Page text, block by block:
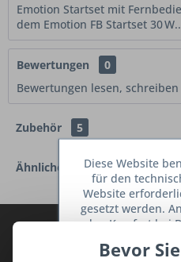
Emotion Startset mit
dem Emotion FB Startset 30
Bewertungen
0
Bewertungen lesen,
Zubehör 5
Ähnliche Artikel
TraumKüche
Bevor
Diese Website
für den
Website
gesetzt werden.
den Komfort bei
dienen oder